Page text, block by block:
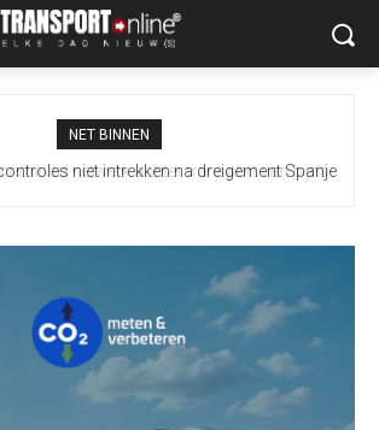
NET BINNEN
niet intrekken na dreigement Spanje